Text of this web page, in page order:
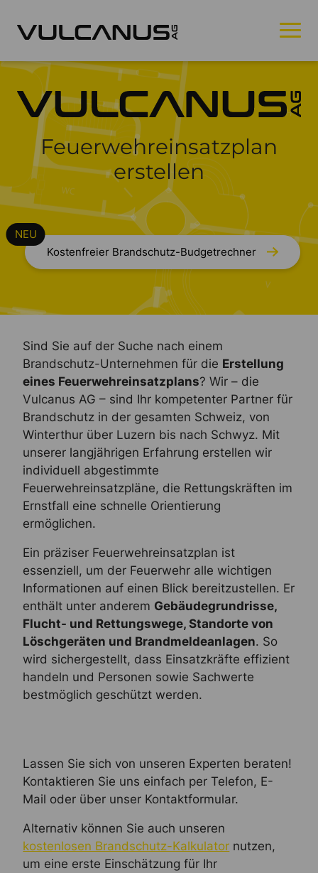
Feuerwehreinsatzplan
erstellen
Kostenfreier Brandschutz-Budgetrechner
Sind Sie auf der Suche nach einem
Brandschutz-Unternehmen für die Erstellung
eines Feuerwehreinsatzplans? Wir – die
Vulcanus AG – sind Ihr kompetenter Partner für
Brandschutz in der gesamten Schweiz, von
Winterthur über Luzern bis nach Schwyz. Mit
unserer langjährigen Erfahrung erstellen wir
individuell abgestimmte
Feuerwehreinsatzpläne, die Rettungskräften im
Ernstfall eine schnelle Orientierung
ermöglichen.
Ein präziser Feuerwehreinsatzplan ist
essenziell, um der Feuerwehr alle wichtigen
Informationen auf einen Blick bereitzustellen. Er
enthält unter anderem Gebäudegrundrisse,
Flucht- und Rettungswege, Standorte von
Löschgeräten und Brandmeldeanlagen. So
wird sichergestellt, dass Einsatzkräfte effizient
handeln und Personen sowie Sachwerte
bestmöglich geschützt werden.
Lassen Sie sich von unseren Experten beraten!
Kontaktieren Sie uns einfach per Telefon, E-
Mail oder über unser Kontaktformular.
Alternativ können Sie auch unseren
kostenlosen Brandschutz-Kalkulator nutzen,
um eine erste Einschätzung für Ihr